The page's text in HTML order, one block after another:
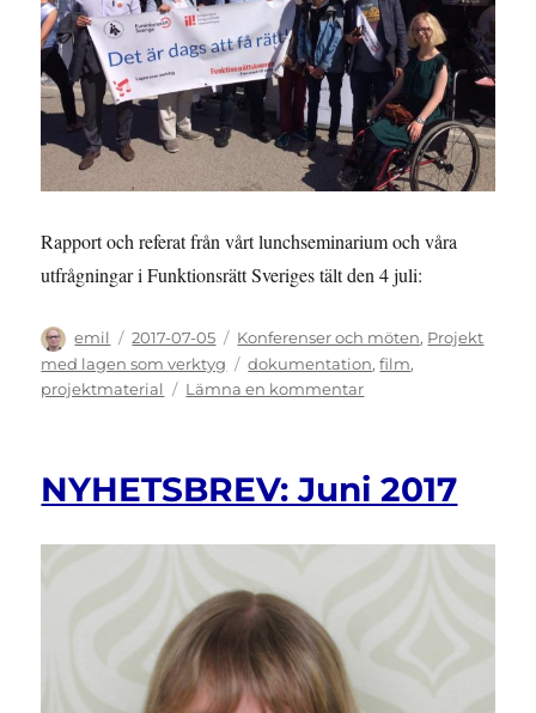
Rapport och referat från vårt lunchseminarium och våra
utfrågningar i Funktionsrätt Sveriges tält den 4 juli:
Författare
emil
Publicerat
den
2017-07-05 Kategorier
Konferenser och möten, Projekt
med lagen som verktyg
Etiketter
dokumentation,film,
projektmaterial
Lämna en kommentartill
verktyg
i
NYHETSBREV: Juni 2017